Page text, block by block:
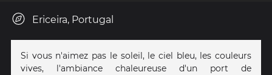
Ericeira, Portugal
Si vous n'aimez pas le soleil, le ciel bleu, les couleurs
vives, l'ambiance chaleureuse d'un port de